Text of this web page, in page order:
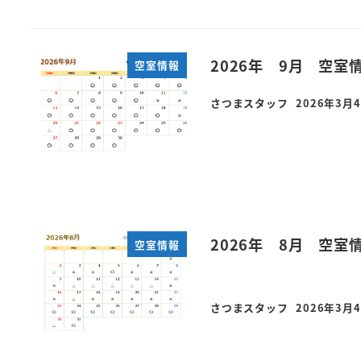
空室情報 2026
さつまスタッフ
投稿日
2026年3月4
空室情報 2026
さつまスタッフ
投稿日
2026年3月4